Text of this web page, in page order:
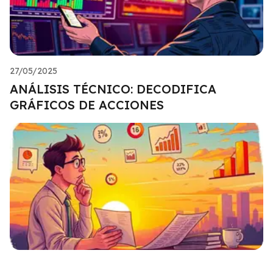
27/05/2025
ANÁLISIS TÉCNICO: DECODIFICA
GRÁFICOS DE ACCIONES